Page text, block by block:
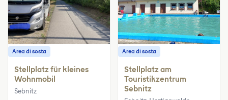
Area di sosta
Stellplatz für kleines
Wohnmobil
Sebnitz
Area di sosta
Stellplatz am
Touristikzentrum
Sebnitz